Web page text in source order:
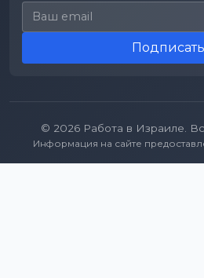
Email для подписки
© 2026 Работа в Израиле.
Информация на сайте